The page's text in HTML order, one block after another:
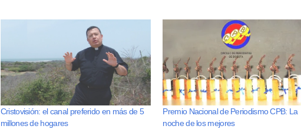
Cristovisión: el canal preferido en más de 5
millones de hogares
Premio Nacional de Periodismo CPB: La
noche de los mejores